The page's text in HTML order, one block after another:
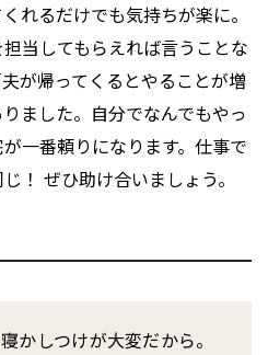
れるだけでも気持ちが楽に。
当してもらえれば言うことな
が帰ってくるとやることが増
ました。自分でなんでもやっ
一番頼りになります。仕事で
！ ぜひ助け合いましょう。
かしつけが大変だから。